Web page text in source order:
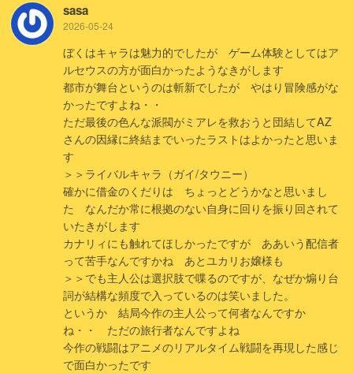
sasa
2026-05-24
ぼくはキャラは魅力的でしたが ゲーム体験としてはア
ルセウスの方が面白かったようなきがします
都市が舞台というのは斬新でしたが やはり冒険感がな
かったですよね・・
ただ最後の色んな派閥がミアレを救おうと団結してAZ
さんの因縁に終結までいったラストはよかったと思いま
す
＞＞ライバルキャラ（ガイ/タウニー）
確かに借金のくだりは ちょっとどうかなと思いまし
た なんだか常に根拠のない自身に回りを振り回されて
いたきがします
カナリィにも触れてほしかったですが ああいう配信者
って苦手なんですかね あとユカリお嬢様も
＞＞でも主人公は選択肢で喋るのですが、なぜか煽り台
詞が結構な頻度で入っているのは笑いました。
というか 結局今作の主人公って何者なんですか
ね・・ ただの旅行者なんですよね
今作の戦闘はアニメのリアルタイム戦闘を再現した感じ
で面白かったです